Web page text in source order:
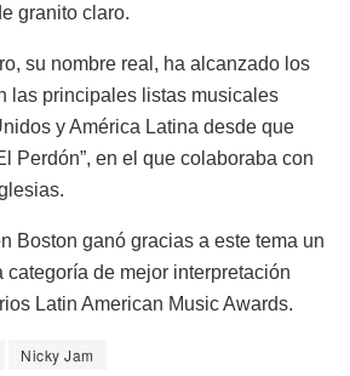
granito claro.
su nombre real, ha alcanzado los
las principales listas musicales
y América Latina desde que
Perdón”, en el que colaboraba con
Boston ganó gracias a este tema un
categoría de mejor interpretación
Latin American Music Awards.
Nicky Jam